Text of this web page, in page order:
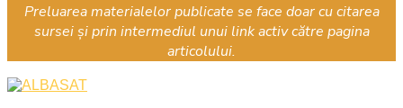
Preluarea materialelor publicate se face doar cu citarea
sursei și prin intermediul unui link activ către pagina
articolului.